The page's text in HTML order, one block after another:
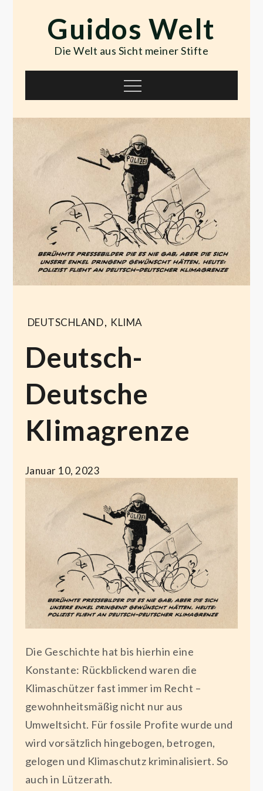
contentGuidos Welt
Die Welt aus Sicht meiner Stifte
Menu
DEUTSCHLAND, KLIMA
Deutsch-
Deutsche
Klimagrenze
Januar 10, 2023
Die Geschichte hat bis hierhin eine
Konstante: Rückblickend waren die
Klimaschützer fast immer im Recht –
gewohnheitsmäßig nicht nur aus
Umweltsicht. Für fossile Profite wurde und
wird vorsätzlich hingebogen, betrogen,
gelogen und Klimaschutz kriminalisiert. So
auch in Lützerath.